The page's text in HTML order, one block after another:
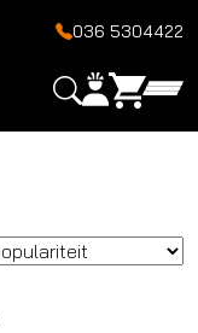
036 5304422